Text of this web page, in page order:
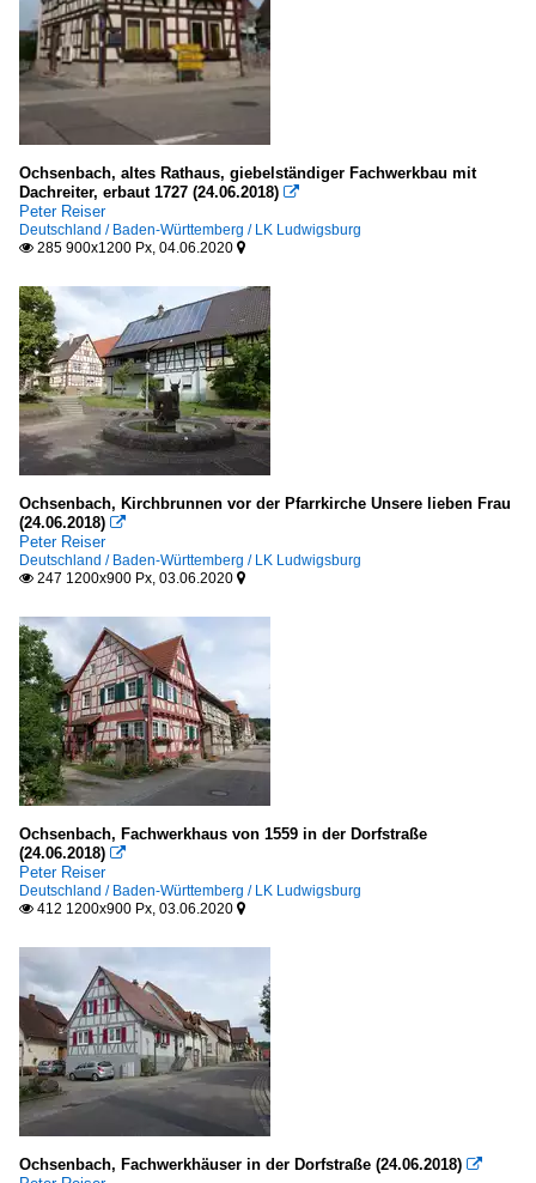
Ochsenbach, altes Rathaus, giebelständiger Fachwerkbau mit
Dachreiter, erbaut 1727 (24.06.2018) 
Peter Reiser
Deutschland / Baden-Württemberg / LK Ludwigsburg
 285 900x1200 Px, 04.06.2020 
Ochsenbach, Kirchbrunnen vor der Pfarrkirche Unsere lieben Frau
(24.06.2018) 
Peter Reiser
Deutschland / Baden-Württemberg / LK Ludwigsburg
 247 1200x900 Px, 03.06.2020 
Ochsenbach, Fachwerkhaus von 1559 in der Dorfstraße
(24.06.2018) 
Peter Reiser
Deutschland / Baden-Württemberg / LK Ludwigsburg
 412 1200x900 Px, 03.06.2020 
Ochsenbach, Fachwerkhäuser in der Dorfstraße (24.06.2018) 